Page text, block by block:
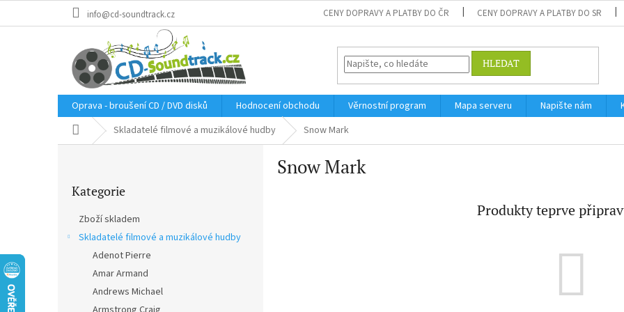
info@cd-soundtrack.cz CENY DOPRAVY A PLATBY DO ČR CENY DOPRAVY A PLATBY DO SR
HLEDAT
Oprava - broušení CD / DVD disků Hodnocení obchodu Věrnostní program Mapa serveru Napište nám
Domů Skladatelé filmové a muzikálové hudby Snow Mark
kategorie
Kategorie
Zboží skladem
Skladatelé filmové a muzikálové hudby
Adenot Pierre
Amar Armand
Andrews Michael
Snow Mark
Produkty teprve